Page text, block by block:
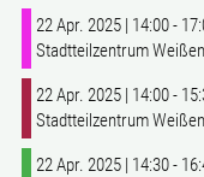
22 Apr. 2025 | 14:00 -
Stadtteilzentrum
22 Apr. 2025 | 14:00 -
Stadtteilzentrum
22 Apr. 2025 | 14:30 -